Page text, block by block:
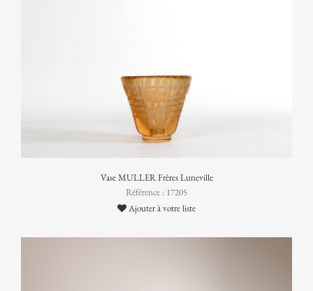
Vase MULLER Frères Luneville
Référence : 17205
Ajouter à votre liste